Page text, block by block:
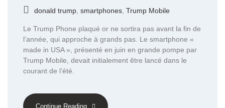
donald trump smartphones Trump Mobile
Le Trump Phone plaqué or ne sortira pas avant la fin de
l’année, qui approche à grands pas. Le smartphone «
made in USA », présenté en juin en grande pompe par
Trump Mobile, devait initialement être lancé dans le
courant de l’été.
Continue Reading